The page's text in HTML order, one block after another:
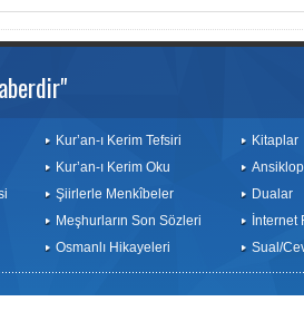
Kur’an-ı Kerim Tefsiri
Kur’an-ı Kerim Oku
Şiirlerle Menkîbeler
Meşhurların Son Sözleri
Osmanlı Hikayeleri
Kitaplar
Dualar
İnternet
Sual/